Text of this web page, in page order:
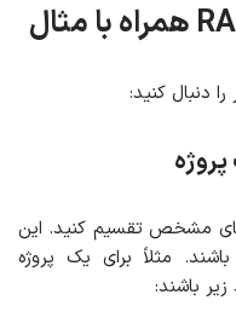
مشخص تقسیم کنید. این
مثلاً برای یک پروژه
باشند: